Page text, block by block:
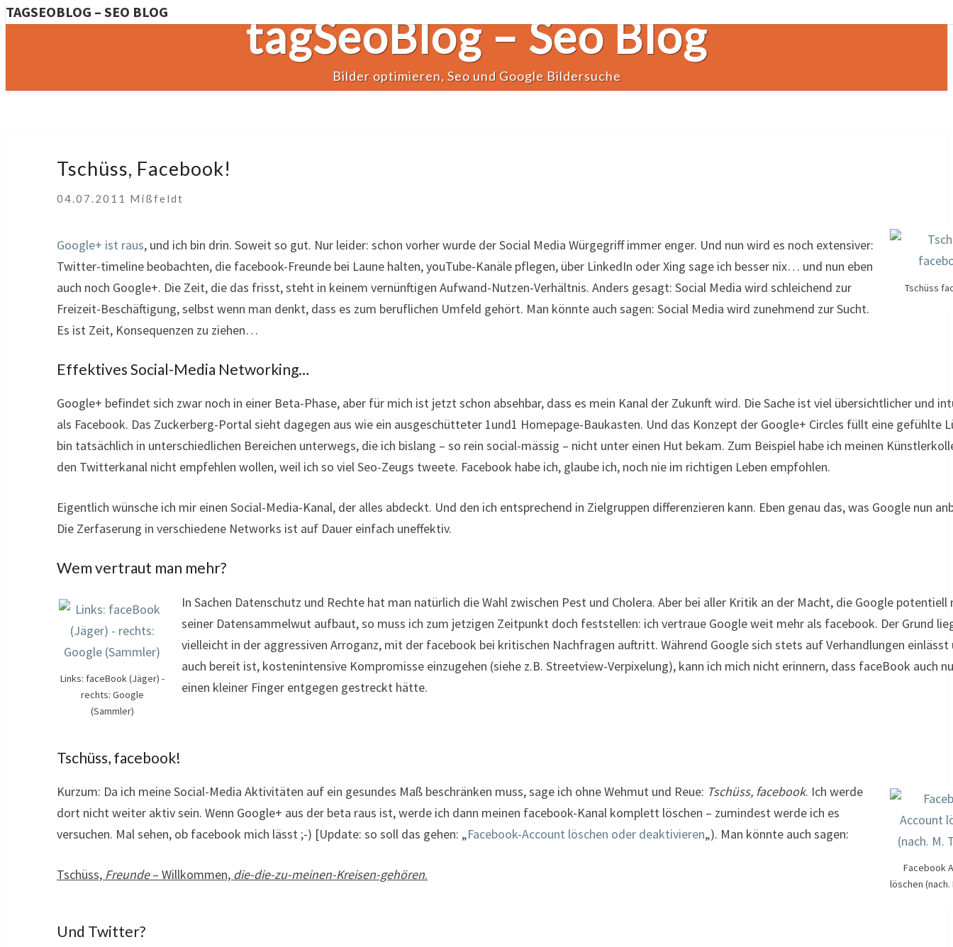
TAGSEOBLOG – SEO BLOG tagSeoBlog – Seo Blog
Bilder optimieren, Seo und Google Bildersuche
Facebook!
Tschüss, Facebook!
04.07.2011 Mißfeldt
Tschüss
Google+ ist raus, und ich bin drin. Soweit so gut. Nur leider: schon vorher wurde der Social Media Würgegriff immer enger. Und nun wird es noch extensiver:
Twitter-timeline beobachten, die facebook-Freunde bei Laune halten, youTube-Kanäle pflegen, über LinkedIn oder Xing sage ich besser nix… und nun eben
auch noch Google+. Die Zeit, die das frisst, steht in keinem vernünftigen Aufwand-Nutzen-Verhältnis. Anders gesagt: Social Media wird schleichend zur
Freizeit-Beschäftigung, selbst wenn man denkt, dass es zum beruflichen Umfeld gehört. Man könnte auch sagen: Social Media wird zunehmend zur Sucht.
Es ist Zeit, Konsequenzen zu ziehen…
Effektives Social-Media Networking…
Google+ befindet sich zwar noch in einer Beta-Phase, aber für mich ist jetzt schon absehbar, dass es mein Kanal der Zukunft wird. Die Sache ist viel übersichtlicher und
als Facebook. Das Zuckerberg-Portal sieht dagegen aus wie ein ausgeschütteter 1und1 Homepage-Baukasten. Und das Konzept der Google+ Circles füllt eine gefühlte
bin tatsächlich in unterschiedlichen Bereichen unterwegs, die ich bislang – so rein social-mässig – nicht unter einen Hut bekam. Zum Beispiel habe ich meinen
den Twitterkanal nicht empfehlen wollen, weil ich so viel Seo-Zeugs tweete. Facebook habe ich, glaube ich, noch nie im richtigen Leben empfohlen.
Eigentlich wünsche ich mir einen Social-Media-Kanal, der alles abdeckt. Und den ich entsprechend in Zielgruppen differenzieren kann. Eben genau das, was Google nun
Die Zerfaserung in verschiedene Networks ist auf Dauer einfach uneffektiv.
Wem vertraut man mehr?
Links: faceBook (Jäger) -
rechts: Google
(Sammler)
In Sachen Datenschutz und Rechte hat man natürlich die Wahl zwischen Pest und Cholera. Aber bei aller Kritik an der Macht, die Google potentiell
seiner Datensammelwut aufbaut, so muss ich zum jetzigen Zeitpunkt doch feststellen: ich vertraue Google weit mehr als facebook. Der Grund
vielleicht in der aggressiven Arroganz, mit der facebook bei kritischen Nachfragen auftritt. Während Google sich stets auf Verhandlungen einlässt
auch bereit ist, kostenintensive Kompromisse einzugehen (siehe z.B. Streetview-Verpixelung), kann ich mich nicht erinnern, dass faceBook auch
einen kleiner Finger entgegen gestreckt hätte.
Tschüss, facebook!
Facebook
löschen (nach.
Kurzum: Da ich meine Social-Media Aktivitäten auf ein gesundes Maß beschränken muss, sage ich ohne Wehmut und Reue: Tschüss, facebook. Ich werde
dort nicht weiter aktiv sein. Wenn Google+ aus der beta raus ist, werde ich dann meinen facebook-Kanal komplett löschen – zumindest werde ich es
versuchen. Mal sehen, ob facebook mich lässt ;-) [Update: so soll das gehen: „Facebook-Account löschen oder deaktivieren„). Man könnte auch sagen:
Tschüss, Freunde– Willkommen, die-die-zu-meinen-Kreisen-gehören.
Und Twitter?